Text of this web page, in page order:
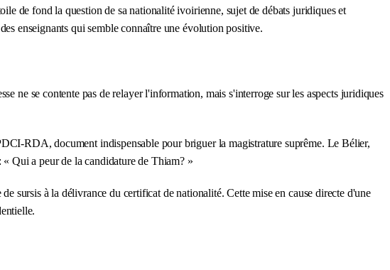
de fond la question de sa nationalité ivoirienne, sujet de débats juridiques et
enseignants qui semble connaître une évolution positive.
ne se contente pas de relayer l'information, mais s'interroge sur les aspects juridiques
RDA, document indispensable pour briguer la magistrature suprême. Le Bélier,
Qui a peur de la candidature de Thiam? »
sursis à la délivrance du certificat de nationalité. Cette mise en cause directe d'une